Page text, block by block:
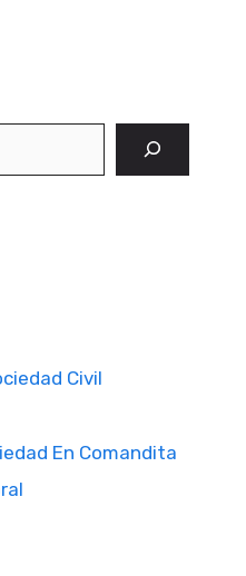
Civil
En Comandita